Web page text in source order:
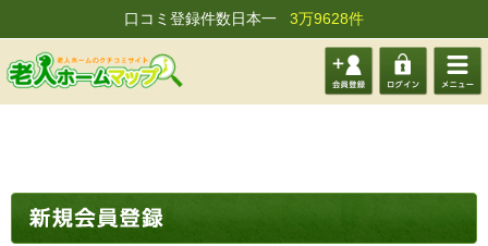
口コミ登録件数日本一 3万9628件
会員登 ログイ メニュ